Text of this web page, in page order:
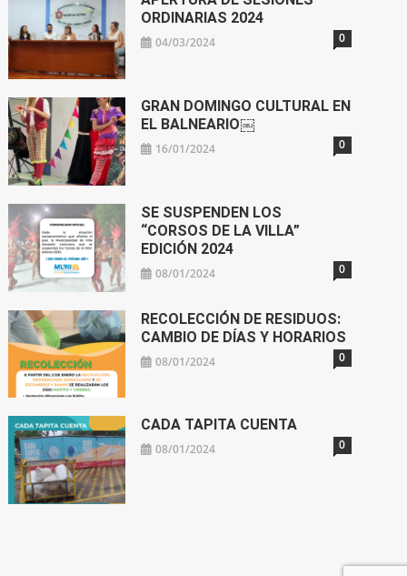
ORDINARIAS 2024
04/03/2024 0
GRAN DOMINGO CULTURAL EN
EL BALNEARIO￼
16/01/2024 0
SE SUSPENDEN LOS
“CORSOS DE LA VILLA”
EDICIÓN 2024
08/01/2024 0
RECOLECCIÓN DE RESIDUOS:
CAMBIO DE DÍAS Y HORARIOS
08/01/2024 0
CADA TAPITA CUENTA
08/01/2024 0